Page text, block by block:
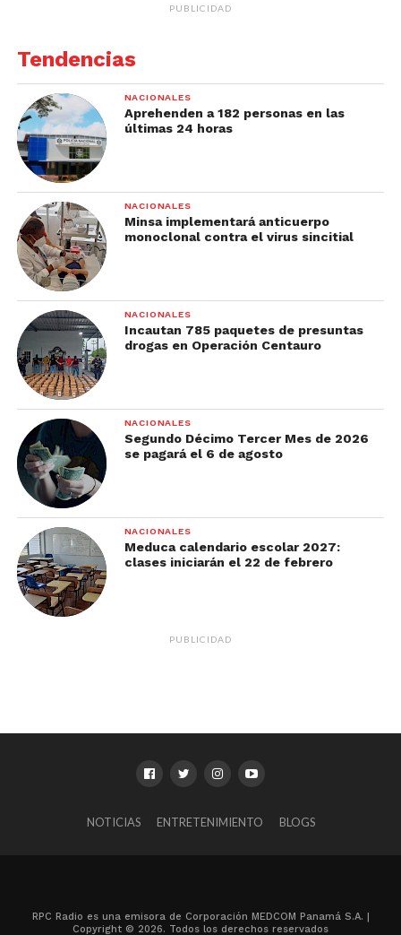
PUBLICIDAD
Tendencias
NACIONALES
Aprehenden a 182 personas en las
últimas 24 horas
NACIONALES
Minsa implementará anticuerpo
monoclonal contra el virus sincitial
NACIONALES
Incautan 785 paquetes de presuntas
drogas en Operación Centauro
NACIONALES
Segundo Décimo Tercer Mes de 2026
se pagará el 6 de agosto
NACIONALES
Meduca calendario escolar 2027:
clases iniciarán el 22 de febrero
PUBLICIDAD
NOTICIAS ENTRETENIMIENTO BLOGS
RPC Radio es una emisora de Corporación MEDCOM Panamá S.A. |
Copyright © 2026. Todos los derechos reservados